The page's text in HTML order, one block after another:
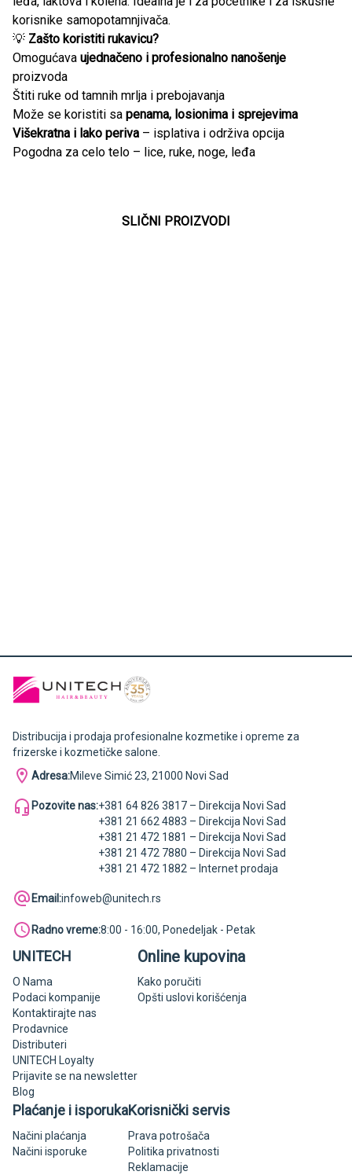
korisnike samopotamnjivača.
💡 Zašto koristiti rukavicu?
Omogućava ujednačeno i profesionalno nanošenje
proizvoda
Štiti ruke od tamnih mrlja i prebojavanja
Može se koristiti sa penama, losionima i sprejevima
Višekratna i lako periva – isplativa i održiva opcija
Pogodna za celo telo – lice, ruke, noge, leđa
SLIČNI PROIZVODI
Distribucija i prodaja profesionalne kozmetike i opreme za
frizerske i kozmetičke salone.
Adresa:Mileve Simić 23, 21000 Novi Sad
Pozovite nas:+381 64 826 3817 – Direkcija Novi Sad
+381 21 662 4883 – Direkcija Novi Sad
+381 21 472 1881 – Direkcija Novi Sad
+381 21 472 7880 – Direkcija Novi Sad
+381 21 472 1882 – Internet prodaja
Email:infoweb@unitech.rs
Radno vreme:8:00 - 16:00, Ponedeljak - Petak
UNITECH
O Nama
Podaci kompanije
Kontaktirajte nas
Prodavnice
Distributeri
UNITECH Loyalty
Prijavite se na newsletter
Blog
Online kupovina
Kako poručiti
Opšti uslovi korišćenja
Plaćanje i isporuka
Načini plaćanja
Načini isporuke
Korisnički servis
Prava potrošača
Politika privatnosti
Reklamacije